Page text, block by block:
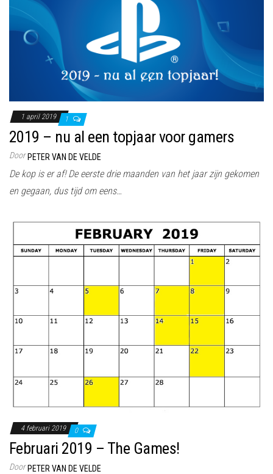
1 april 2019 1
2019 – nu al een topjaar voor gamers
Door PETER VAN DE VELDE
De kop is er af! De eerste drie maanden van het jaar zijn gekomen
en gegaan, dus tijd om eens…
4 februari 2019 0
Februari 2019 – The Games!
Door PETER VAN DE VELDE